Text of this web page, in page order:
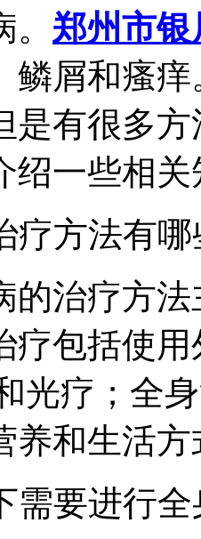
郑州市
鳞屑和瘙
是有很多
绍一些相关
疗方法有
的治疗方
疗包括使
光疗；全
养和生活
需要进行